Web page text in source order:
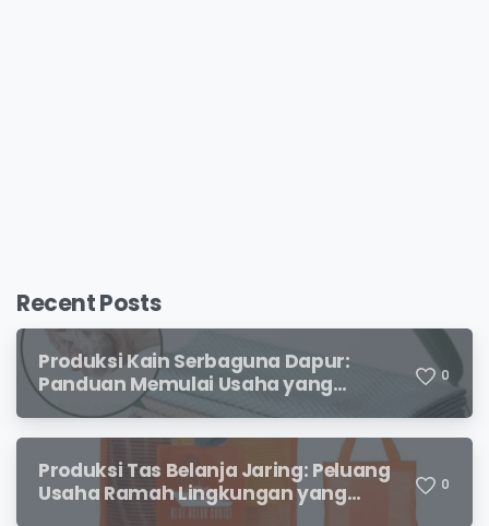
Recent Posts
Produksi Kain Serbaguna Dapur:
Panduan Memulai Usaha yang
Menjanjikan untuk Pebisnis Pemula
0
Produksi Tas Belanja Jaring: Peluang
Usaha Ramah Lingkungan yang
0